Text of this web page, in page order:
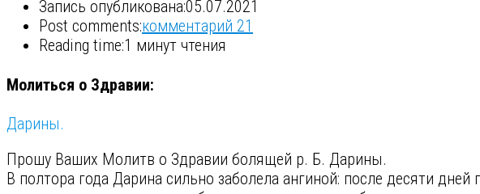
Запись опубликована:05.07.2021
Post comments:комментарий 21
Reading time:1 минут чтения
Молиться о Здравии:
Дарины.
Прошу Ваших Молитв о Здравии болящей р. Б. Дарины.
В полтора года Дарина сильно заболела ангиной: после десяти